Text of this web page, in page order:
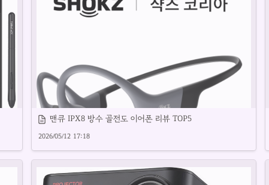
맨큐 IPX8 방수 골전도 이어폰 리뷰 TOP5
2026/05/12 17:18